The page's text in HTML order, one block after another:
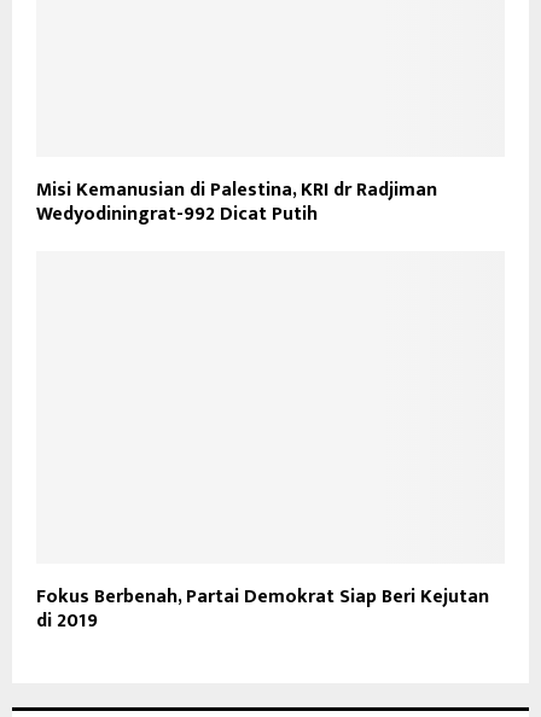
Misi Kemanusian di Palestina, KRI dr Radjiman
Wedyodiningrat-992 Dicat Putih
Fokus Berbenah, Partai Demokrat Siap Beri Kejutan
di 2019